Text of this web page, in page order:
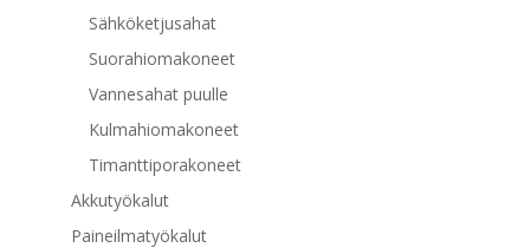
Sähköketjusahat
Suorahiomakoneet
Vannesahat puulle
Kulmahiomakoneet
Timanttiporakoneet
Akkutyökalut
Paineilmatyökalut